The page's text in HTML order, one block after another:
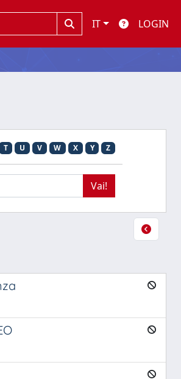
IT LOGIN
T U V W X Y Z